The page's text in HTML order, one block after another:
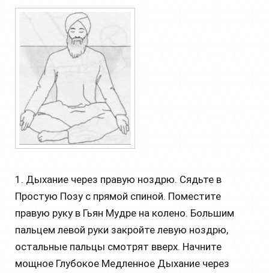
1. Дыхание через правую ноздрю. Сядьте в
Простую Позу с прямой спиной. Поместите
правую руку в Гьян Мудре на колено. Большим
пальцем левой руки закройте левую ноздрю,
остальные пальцы смотрят вверх. Начните
мощное Глубокое Медленное Дыхание через